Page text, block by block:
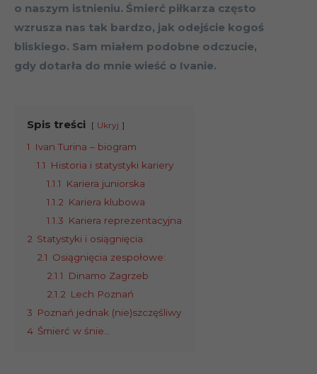
o naszym istnieniu. Śmierć piłkarza często
wzrusza nas tak bardzo, jak odejście kogoś
bliskiego. Sam miałem podobne odczucie,
gdy dotarła do mnie wieść o Ivanie.
Spis treści Ukryj
1
Ivan Turina – biogram
1.1
Historia i statystyki kariery
1.1.1
Kariera juniorska
1.1.2 Kariera klubowa
1.1.3 Kariera reprezentacyjna
2 Statystyki i osiągnięcia:
2.1 Osiągnięcia zespołowe:
2.1.1
Dinamo Zagrzeb
2.1.2 Lech Poznań
3 Poznań jednak (nie)szczęśliwy
4 Śmierć w śnie…